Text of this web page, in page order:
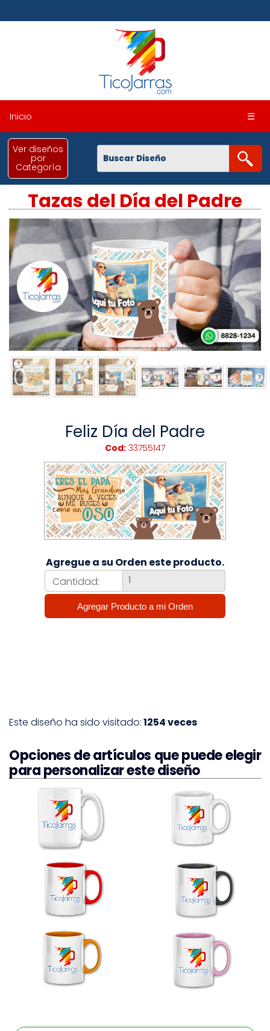
Inicio ☰
Ver diseños
por
Categoría
Tazas del Día del Padre
Feliz Día del Padre
Cod: 33755147
Agregue a su Orden este producto.
Cantidad:
Este diseño ha sido visitado:1254 veces
Opciones de artículos que puede elegir
para personalizar este diseño